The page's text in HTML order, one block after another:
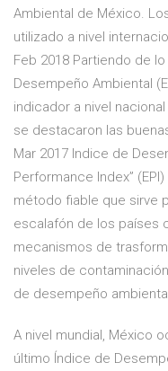
Ambiental de México.
utilizado a nivel
Feb 2018 Partiendo de
Desempeño Ambiental
indicador a nivel
se destacaron las
Mar 2017 Indice de
Performance Index”
método fiable que sirve
escalafón de los países
mecanismos de
niveles de
de desempeño
A nivel mundial, México
último Índice de